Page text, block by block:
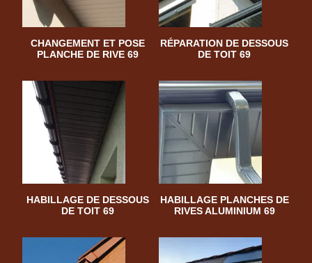
CHANGEMENT ET POSE
PLANCHE DE RIVE 69
RÉPARATION DE DESSOUS
DE TOIT 69
HABILLAGE DE DESSOUS
DE TOIT 69
HABILLAGE PLANCHES DE
RIVES ALUMINIUM 69